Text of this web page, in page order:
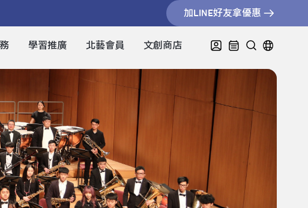
加LINE好友拿優惠
學習推廣 北藝會員 文創商店